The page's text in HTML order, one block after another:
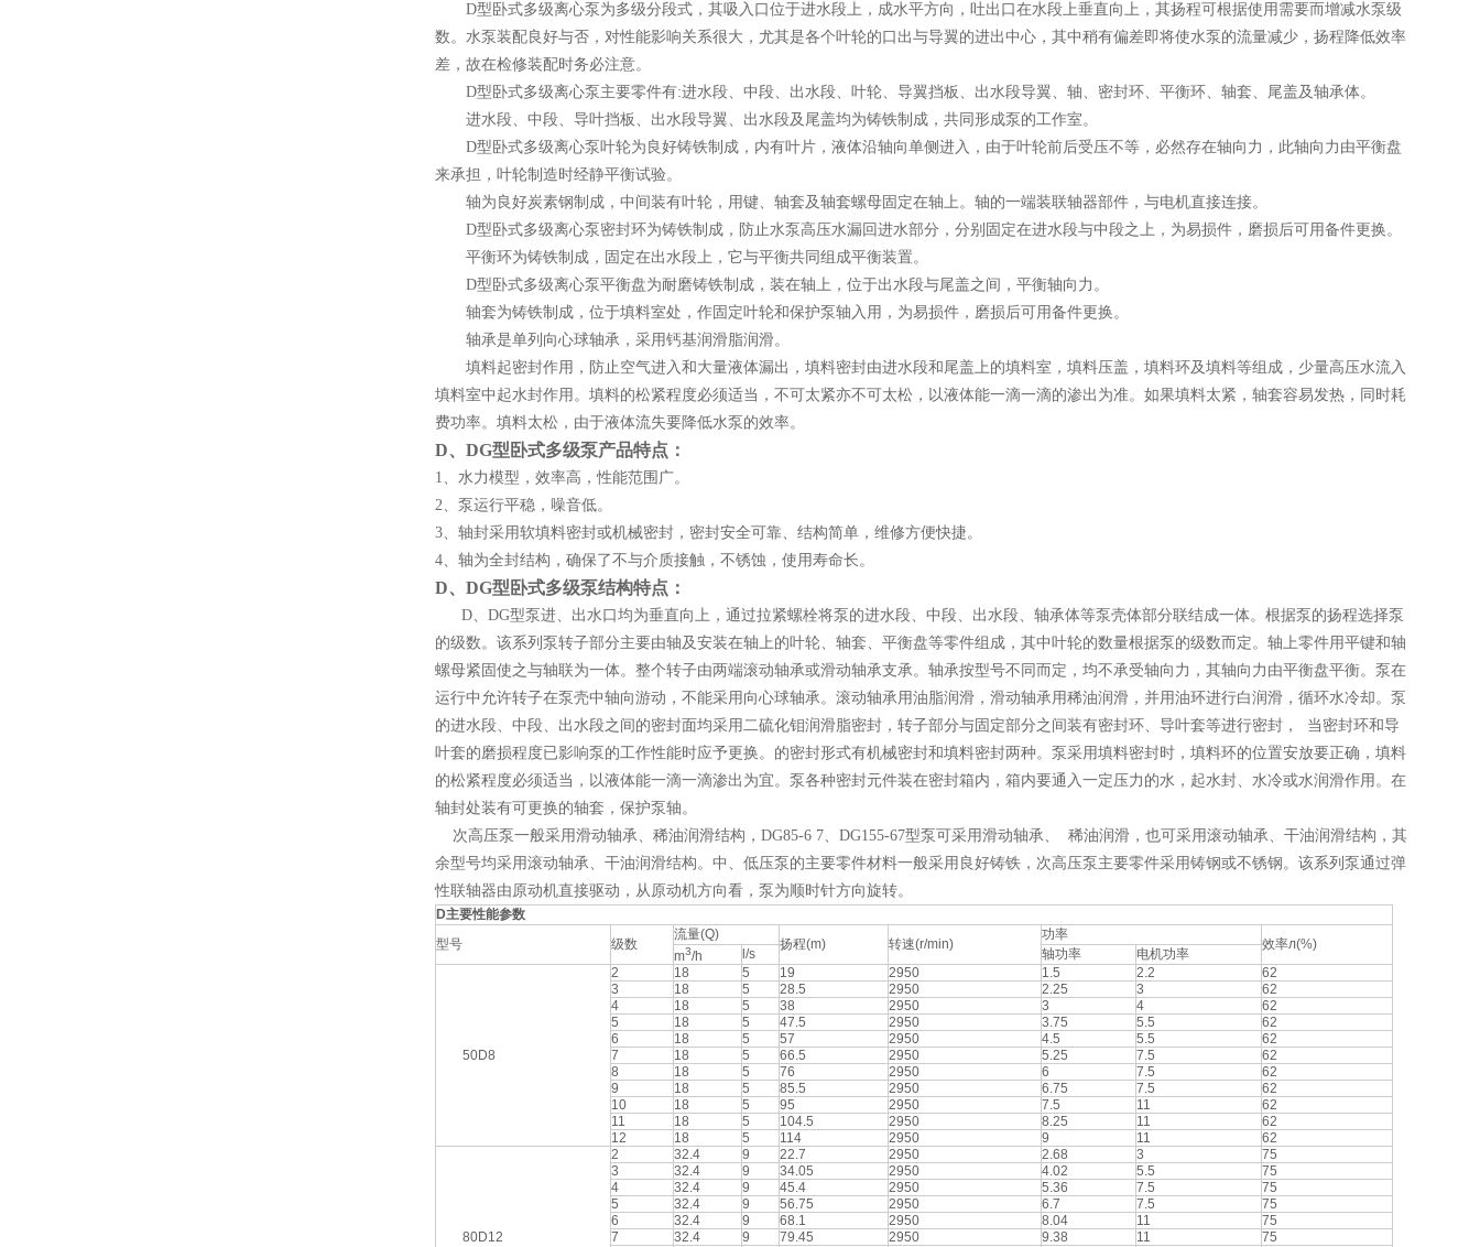
D型卧式多级离心泵为多级分段式，其吸入口位于进水段上，成水平方向，吐出口在水段上垂直向上，其扬程可根据使用需要而增减水泵级
数。水泵装配良好与否，对性能影响关系很大，尤其是各个叶轮的口出与导翼的进出中心，其中稍有偏差即将使水泵的流量减少，扬程降低效率
差，故在检修装配时务必注意。
D型卧式多级离心泵主要零件有:进水段、中段、出水段、叶轮、导翼挡板、出水段导翼、轴、密封环、平衡环、轴套、尾盖及轴承体。
进水段、中段、导叶挡板、出水段导翼、出水段及尾盖均为铸铁制成，共同形成泵的工作室。
D型卧式多级离心泵叶轮为良好铸铁制成，内有叶片，液体沿轴向单侧进入，由于叶轮前后受压不等，必然存在轴向力，此轴向力由平衡盘
来承担，叶轮制造时经静平衡试验。
轴为良好炭素钢制成，中间装有叶轮，用键、轴套及轴套螺母固定在轴上。轴的一端装联轴器部件，与电机直接连接。
D型卧式多级离心泵密封环为铸铁制成，防止水泵高压水漏回进水部分，分别固定在进水段与中段之上，为易损件，磨损后可用备件更换。
平衡环为铸铁制成，固定在出水段上，它与平衡共同组成平衡装置。
D型卧式多级离心泵平衡盘为耐磨铸铁制成，装在轴上，位于出水段与尾盖之间，平衡轴向力。
轴套为铸铁制成，位于填料室处，作固定叶轮和保护泵轴入用，为易损件，磨损后可用备件更换。
轴承是单列向心球轴承，采用钙基润滑脂润滑。
填料起密封作用，防止空气进入和大量液体漏出，填料密封由进水段和尾盖上的填料室，填料压盖，填料环及填料等组成，少量高压水流入
填料室中起水封作用。填料的松紧程度必须适当，不可太紧亦不可太松，以液体能一滴一滴的渗出为准。如果填料太紧，轴套容易发热，同时耗
费功率。填料太松，由于液体流失要降低水泵的效率。
D、DG型卧式多级泵产品特点：
1、水力模型，效率高，性能范围广。
2、泵运行平稳，噪音低。
3、轴封采用软填料密封或机械密封，密封安全可靠、结构简单，维修方便快捷。
4、轴为全封结构，确保了不与介质接触，不锈蚀，使用寿命长。
D、DG型卧式多级泵结构特点：
D、DG型泵进、出水口均为垂直向上，通过拉紧螺栓将泵的进水段、中段、出水段、轴承体等泵壳体部分联结成一体。根据泵的扬程选择泵
的级数。该系列泵转子部分主要由轴及安装在轴上的叶轮、轴套、平衡盘等零件组成，其中叶轮的数量根据泵的级数而定。轴上零件用平键和轴
螺母紧固使之与轴联为一体。整个转子由两端滚动轴承或滑动轴承支承。轴承按型号不同而定，均不承受轴向力，其轴向力由平衡盘平衡。泵在
运行中允许转子在泵壳中轴向游动，不能采用向心球轴承。滚动轴承用油脂润滑，滑动轴承用稀油润滑，并用油环进行白润滑，循环水冷却。泵
的进水段、中段、出水段之间的密封面均采用二硫化钼润滑脂密封，转子部分与固定部分之间装有密封环、导叶套等进行密封， 当密封环和导
叶套的磨损程度已影响泵的工作性能时应予更换。的密封形式有机械密封和填料密封两种。泵采用填料密封时，填料环的位置安放要正确，填料
的松紧程度必须适当，以液体能一滴一滴渗出为宜。泵各种密封元件装在密封箱内，箱内要通入一定压力的水，起水封、水冷或水润滑作用。在
轴封处装有可更换的轴套，保护泵轴。
次高压泵一般采用滑动轴承、稀油润滑结构，DG85-6 7、DG155-67型泵可采用滑动轴承、 稀油润滑，也可采用滚动轴承、干油润滑结构，其
余型号均采用滚动轴承、干油润滑结构。中、低压泵的主要零件材料一般采用良好铸铁，次高压泵主要零件采用铸钢或不锈钢。该系列泵通过弹
性联轴器由原动机直接驱动，从原动机方向看，泵为顺时针方向旋转。
D主要性能参数
型号
级数
流量(Q)
扬程(m) 转速(r/min)
功率
效率л(%)
m3/h l/s 轴功率 电机功率
50D8
2 18 5 19 2950 1.5 2.2
62
3
18 5 28.5 2950 2.25 3
62
4
18 5 38 2950 3 4
62
5
18 5 47.5 2950 3.75 5.5
62
6
18 5 57 2950 4.5 5.5
62
7
18 5 66.5 2950 5.25 7.5
62
8
18 5 76 2950 6 7.5
62
9
18 5 85.5 2950 6.75 7.5
62
10
18 5 95 2950 7.5 11
62
11
18 5 104.5 2950 8.25 11
62
12
18 5 114 2950 9 11 62
80D12
2 32.4 9 22.7 2950 2.68 3
75
3
32.4 9 34.05 2950 4.02 5.5
75
4
32.4 9 45.4 2950 5.36 7.5
75
5
32.4 9 56.75 2950 6.7 7.5
75
6
32.4 9 68.1 2950 8.04 11
75
7
32.4 9 79.45 2950 9.38 11
75